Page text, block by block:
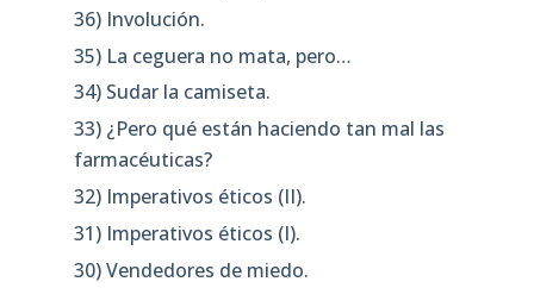
36) Involución.
35) La ceguera no mata, pero…
34) Sudar la camiseta.
33) ¿Pero qué están haciendo tan mal las
farmacéuticas?
32) Imperativos éticos (II).
31) Imperativos éticos (I).
30) Vendedores de miedo.